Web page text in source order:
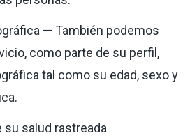
— También podemos
como parte de su perfil,
tal como su edad, sexo y
salud rastreada